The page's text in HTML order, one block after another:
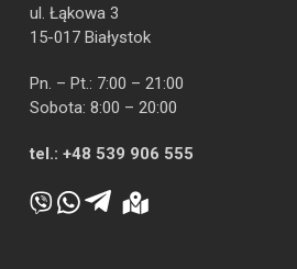
ul. Łąkowa 3
15-017 Białystok
Pn. – Pt.: 7:00 – 21:00
Sobota: 8:00 – 20:00
tel.: +48 539 906 555